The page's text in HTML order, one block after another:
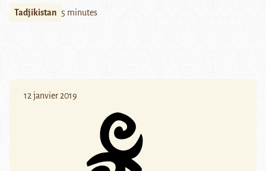
Tadjikistan 5 minutes
12 janvier 2019